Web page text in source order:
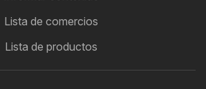
Lista de comercios
Lista de productos